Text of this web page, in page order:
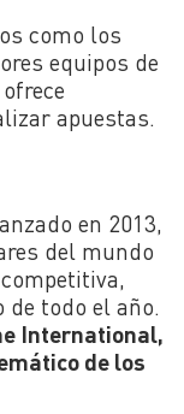
como los
equipos de
apuestas.
en 2013,
del mundo
todo el año.
International,
de los